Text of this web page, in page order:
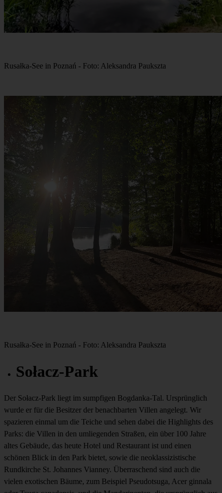
Rusałka-See in Poznań - Foto: Aleksandra Paukszta
Rusałka-See in Poznań - Foto: Aleksandra Paukszta
Sołacz-Park
Der Sołacz-Park liegt im sumpfigen Bogdanka-Tal. Ursprünglich
wurde er für die Besitzer der benachbarten Villen angelegt. Wir
spazieren einmal um die Teiche und sehen dabei die Highlights des
Parks: die Villen in den umliegenden Straßen, ein über 100 Jahre
altes Gebäude, das heute Hotel und Restaurant ist und einen
schönen Blick in den Park bietet, sowie die neoklassizistische
Rundkirche St. Johannes Vianney. Überraschend sind auch die
vielen exotischen Bäume, zum Beispiel Pseudotsuga, Acer ginnala